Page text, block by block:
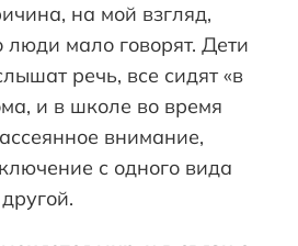
на мой взгляд,
люди мало говорят. Дети
речь, все сидят «в
и в школе во время
внимание,
с одного вида